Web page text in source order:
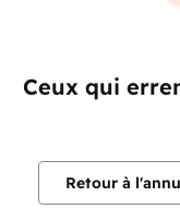
Ceux qui
Retour à